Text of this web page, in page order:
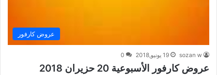
عروض كارفور
sozan w 19 يونيو,2018 0
عروض كارفور الأسبوعية 20 حزيران 2018